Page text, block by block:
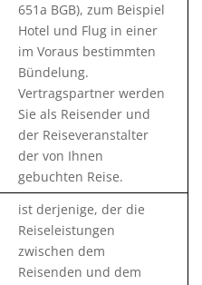
651a BGB), zum Beispiel
Hotel und Flug in einer
im Voraus bestimmten
Bündelung.
Vertragspartner werden
Sie als Reisender und
der Reiseveranstalter
der von Ihnen
gebuchten Reise.
ist derjenige, der die
Reiseleistungen
zwischen dem
Reisenden und dem